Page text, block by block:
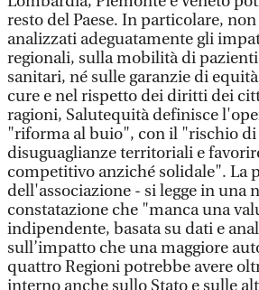
resto del Paese. In particolare,
analizzati adeguatamente gli
regionali, sulla mobilità di
sanitari, né sulle garanzie di
cure e nel rispetto dei diritti dei
ragioni, Salutequità definisce
"riforma al buio", con il "rischio di
disuguaglianze territoriali e
competitivo anziché solidale". La
dell'associazione - si legge in una
constatazione che "manca una
indipendente, basata su dati e
sull’impatto che una maggiore
quattro Regioni potrebbe avere
interno anche sullo Stato e sulle